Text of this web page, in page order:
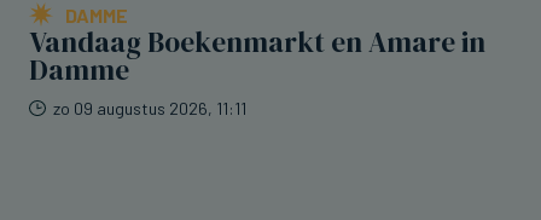
DAMME
Vandaag Boekenmarkt en Amare in
Damme
zo 09 augustus 2026, 11:11